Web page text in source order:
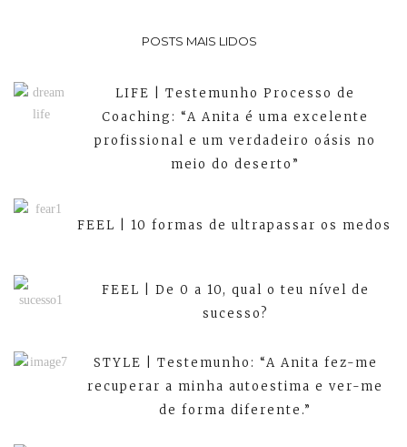
POSTS MAIS LIDOS
LIFE | Testemunho Processo de
Coaching: “A Anita é uma excelente
profissional e um verdadeiro oásis no
meio do deserto”
FEEL | 10 formas de ultrapassar os medos
FEEL | De 0 a 10, qual o teu nível de
sucesso?
STYLE | Testemunho: “A Anita fez-me
recuperar a minha autoestima e ver-me
de forma diferente.”